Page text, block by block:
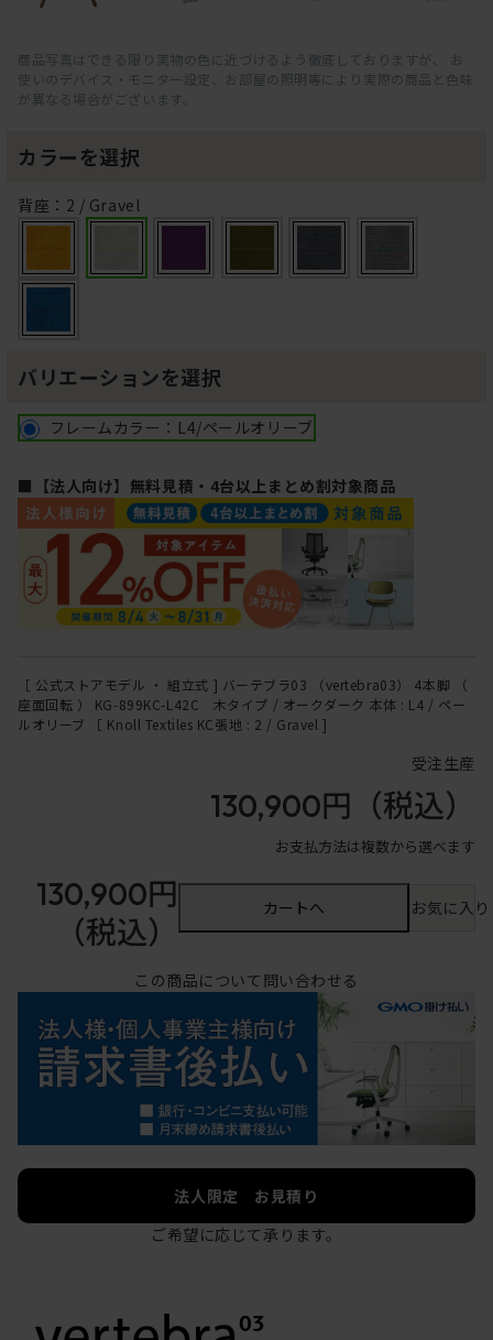
商品写真はできる限り実物の色に近づけるよう徹底しておりますが、 お
使いのデバイス・モニター設定、お部屋の照明等により実際の商品と色味
が異なる場合がございます。
カラーを選択
背座：2 / Gravel
バリエーションを選択
フレームカラー：L4/ペールオリーブ
■【法人向け】無料見積・4台以上まとめ割対象商品
［ 公式ストアモデル ・ 組立式 ] バーテブラ03 （vertebra03） 4本脚 （
座面回転 ） KG-899KC-L42C 木タイプ / オークダーク 本体 : L4 / ペー
ルオリーブ ［ Knoll Textiles KC張地 : 2 / Gravel ]
受注生産
130,900円 （税込）
お支払方法は複数から選べます
130,900円
（税込）
カートへ お気に入
この商品について問い合わせる
法人限定 お見積り
ご希望に応じて承ります。